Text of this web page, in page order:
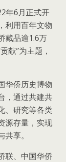
年6月正式开
利用百年文物
藏品逾1.6万
献”为主题，
华侨历史博物
，通过共建共
、研究等各类
源存量，实现
享。
联、中国华侨